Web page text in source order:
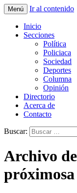
La Yunta
Menú Ir al contenido
Inicio
Secciones
Política
Policiaca
Sociedad
Deportes
Columna
Opinión
Directorio
Acerca de
Contacto
Buscar:
Archivo